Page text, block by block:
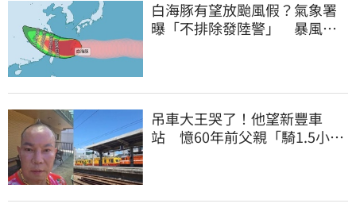
白海豚有望放颱風假？氣象署
曝「不排除發陸警」 暴風圈
吊車大王哭了！他望新豐車
站 憶60年前父親「騎1.5小時